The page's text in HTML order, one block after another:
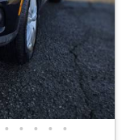
• • • • •